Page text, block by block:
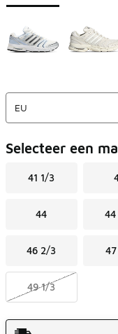
Selecteer een
41 1/3
44
46 2/3
49 1/3
Verzendmethode